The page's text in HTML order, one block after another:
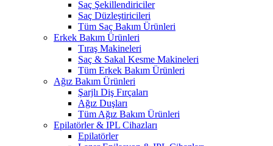
Saç Şekillendiriciler
Saç Düzleştiricileri
Tüm Saç Bakım Ürünleri
Erkek Bakım Ürünleri
Tıraş Makineleri
Saç & Sakal Kesme Makineleri
Tüm Erkek Bakım Ürünleri
Ağız Bakım Ürünleri
Şarjlı Diş Fırçaları
Ağız Duşları
Tüm Ağız Bakım Ürünleri
Epilatörler & IPL Cihazları
Epilatörler